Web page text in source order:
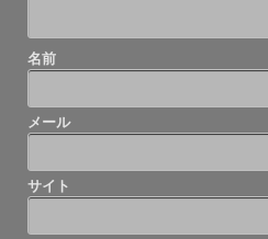
名前
メール
サイト